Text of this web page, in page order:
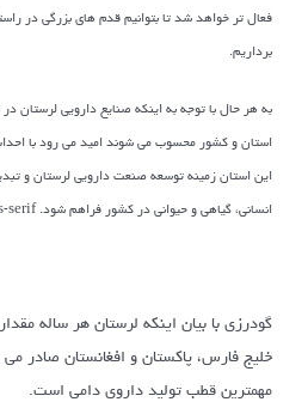
فعال تر خواهد شد تا بتوانیم قدم های بزرگی در
برداریم.
به هر حال با توجه به اینکه صنایع دارویی لرستان
استان و کشور محسوب می شوند امید می رود با
این استان زمینه توسعه صنعت دارویی لرستان و
انسانی، گیاهی و حیوانی در کشور فراهم شود. sans-serif
گودرزی با بیان اینکه لرستان هر ساله
خلیج فارس، پاکستان و افغانستان صادر
مهمترین قطب تولید داروی دامی است.